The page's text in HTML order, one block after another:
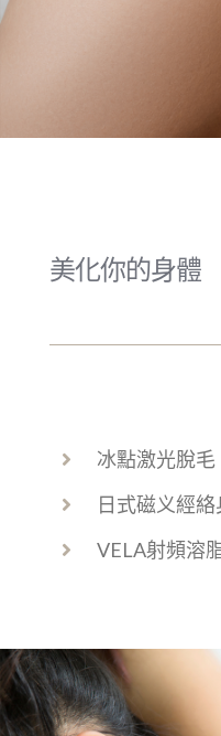
美化你的身體
冰點激光脫毛
日式磁义經
VELA射頻溶